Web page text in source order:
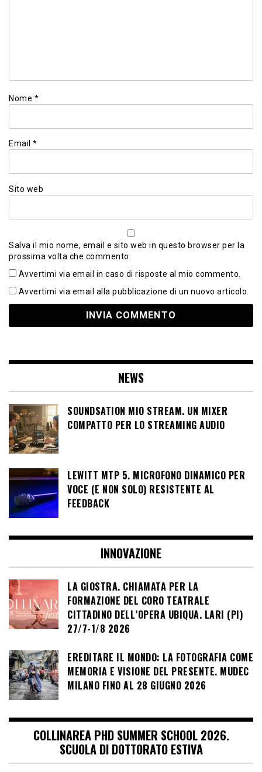
Nome *
Email *
Sito web
Salva il mio nome, email e sito web in questo browser per la
prossima volta che commento.
Avvertimi via email in caso di risposte al mio commento.
Avvertimi via email alla pubblicazione di un nuovo articolo.
NEWS
SOUNDSATION MIO STREAM. UN MIXER
COMPATTO PER LO STREAMING AUDIO
LEWITT MTP 5. MICROFONO DINAMICO PER
VOCE (E NON SOLO) RESISTENTE AL
FEEDBACK
INNOVAZIONE
LA GIOSTRA. CHIAMATA PER LA
FORMAZIONE DEL CORO TEATRALE
CITTADINO DELL’OPERA UBIQUA. LARI (PI)
27/7-1/8 2026
EREDITARE IL MONDO: LA FOTOGRAFIA COME
MEMORIA E VISIONE DEL PRESENTE. MUDEC
MILANO FINO AL 28 GIUGNO 2026
COLLINAREA PHD SUMMER SCHOOL 2026.
SCUOLA DI DOTTORATO ESTIVA